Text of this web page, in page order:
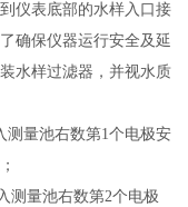
仪表底部的水样入口接
确保仪器运行安全及延
水样过滤器，并视水质
测量池右数第1个电极安
测量池右数第2个电极